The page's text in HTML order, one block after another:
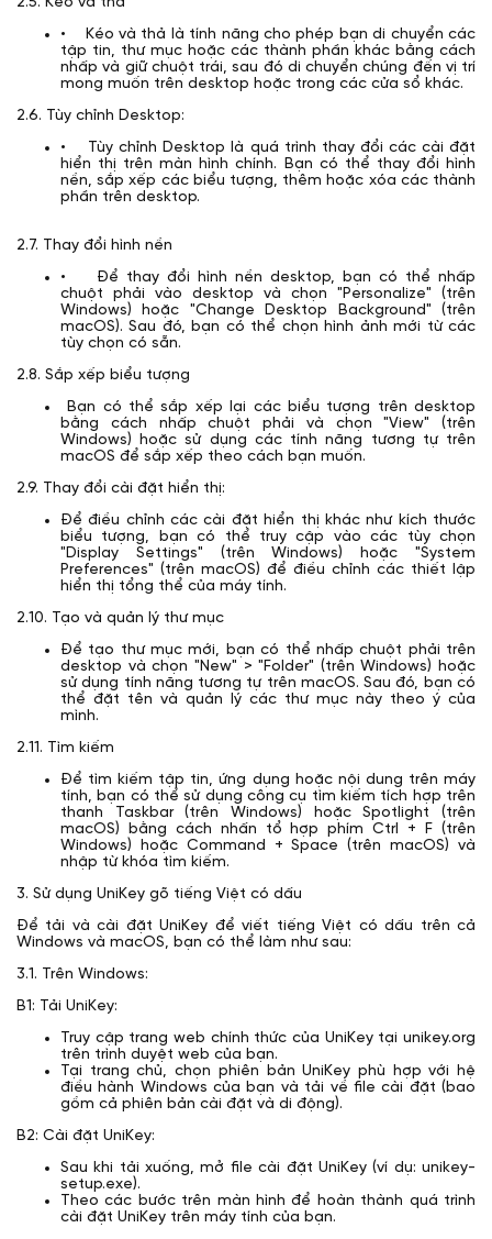
• Kéo và thả là tính năng cho phép bạn di chuyển các
tập tin, thư mục hoặc các thành phần khác bằng cách
nhấp và giữ chuột trái, sau đó di chuyển chúng đến vị trí
mong muốn trên desktop hoặc trong các cửa sổ khác.
2.6. Tùy chỉnh Desktop:
• Tùy chỉnh Desktop là quá trình thay đổi các cài đặt
hiển thị trên màn hình chính. Bạn có thể thay đổi hình
nền, sắp xếp các biểu tượng, thêm hoặc xóa các thành
phần trên desktop.
2.7. Thay đổi hình nền
• Để thay đổi hình nền desktop, bạn có thể nhấp
chuột phải vào desktop và chọn "Personalize" (trên
Windows) hoặc "Change Desktop Background" (trên
macOS). Sau đó, bạn có thể chọn hình ảnh mới từ các
tùy chọn có sẵn.
2.8. Sắp xếp biểu tượng
Bạn có thể sắp xếp lại các biểu tượng trên desktop
bằng cách nhấp chuột phải và chọn "View" (trên
Windows) hoặc sử dụng các tính năng tương tự trên
macOS để sắp xếp theo cách bạn muốn.
2.9. Thay đổi cài đặt hiển thị:
Để điều chỉnh các cài đặt hiển thị khác như kích thước
biểu tượng, bạn có thể truy cập vào các tùy chọn
"Display Settings" (trên Windows) hoặc "System
Preferences" (trên macOS) để điều chỉnh các thiết lập
hiển thị tổng thể của máy tính.
2.10. Tạo và quản lý thư mục
Để tạo thư mục mới, bạn có thể nhấp chuột phải trên
desktop và chọn "New" > "Folder" (trên Windows) hoặc
sử dụng tính năng tương tự trên macOS. Sau đó, bạn có
thể đặt tên và quản lý các thư mục này theo ý của
mình.
2.11. Tìm kiếm
Để tìm kiếm tập tin, ứng dụng hoặc nội dung trên máy
tính, bạn có thể sử dụng công cụ tìm kiếm tích hợp trên
thanh Taskbar (trên Windows) hoặc Spotlight (trên
macOS) bằng cách nhấn tổ hợp phím Ctrl + F (trên
Windows) hoặc Command + Space (trên macOS) và
nhập từ khóa tìm kiếm.
3. Sử dụng UniKey gõ tiếng Việt có dấu
Để tải và cài đặt UniKey để viết tiếng Việt có dấu trên cả
Windows và macOS, bạn có thể làm như sau:
3.1. Trên Windows:
B1: Tải UniKey:
Truy cập trang web chính thức của UniKey tại unikey.org
trên trình duyệt web của bạn.
Tại trang chủ, chọn phiên bản UniKey phù hợp với hệ
điều hành Windows của bạn và tải về file cài đặt (bao
gồm cả phiên bản cài đặt và di động).
B2: Cài đặt UniKey:
Sau khi tải xuống, mở file cài đặt UniKey (ví dụ: unikey-
setup.exe).
Theo các bước trên màn hình để hoàn thành quá trình
cài đặt UniKey trên máy tính của bạn.